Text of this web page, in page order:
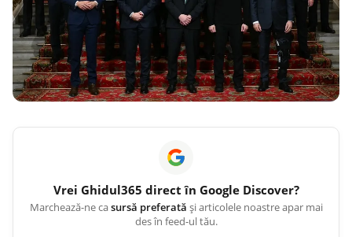
Vrei Ghidul365 direct în Google Discover?
Marchează-ne casursă preferată și articolele noastre apar mai
des în feed-ul tău.